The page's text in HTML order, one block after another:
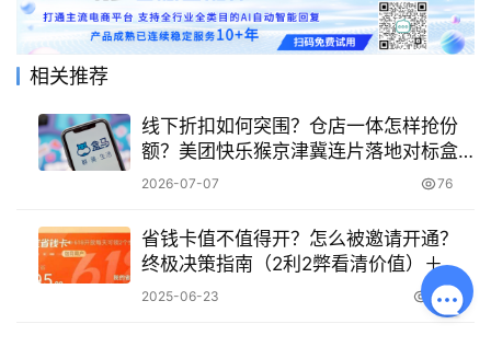
相关推荐
线下折扣如何突围？仓店一体怎样抢份
额？美团快乐猴京津冀连片落地对标盒
马！
2026-07-07 76
省钱卡值不值得开？怎么被邀请开通？
终极决策指南（2利2弊看清价值）＋高
效获邀秘诀（3招提升平台“好感度”）！
2025-06-23 746